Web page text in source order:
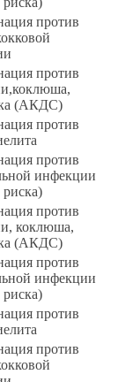
против
против
(АКДС)
против
против
инфекции
против
коклюша,
(АКДС)
против
инфекции
против
против